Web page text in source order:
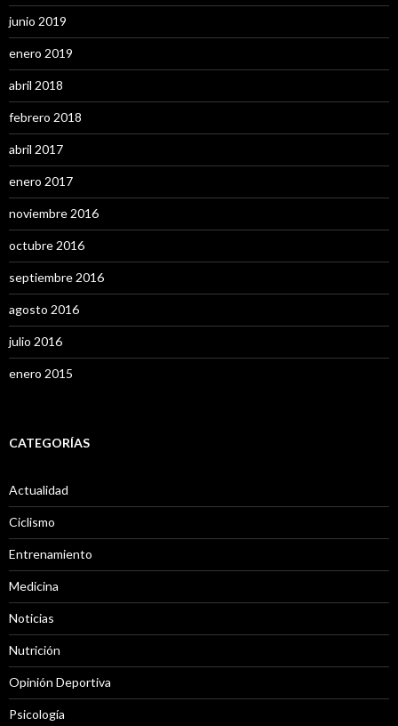
junio 2019
enero 2019
abril 2018
febrero 2018
abril 2017
enero 2017
noviembre 2016
octubre 2016
septiembre 2016
agosto 2016
julio 2016
enero 2015
CATEGORÍAS
Actualidad
Ciclismo
Entrenamiento
Medicina
Noticias
Nutrición
Opinión Deportiva
Psicología